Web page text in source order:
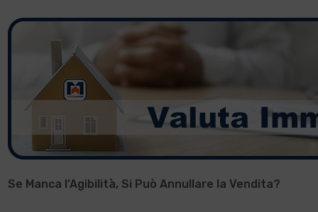
Se Manca l’Agibilità, Si Può Annullare la Vendita?